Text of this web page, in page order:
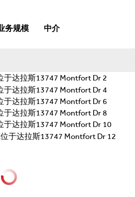
务规模 中介